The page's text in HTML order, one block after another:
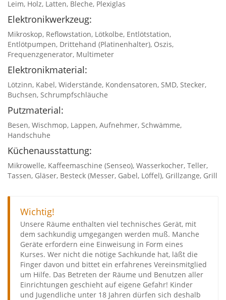
Leim, Holz, Latten, Bleche, Plexiglas
Elektronikwerkzeug:
Mikroskop, Reflowstation, Lötkolbe, Entlötstation,
Entlötpumpen, Drittehand (Platinenhalter), Oszis,
Frequenzgenerator, Multimeter
Elektronikmaterial:
Lötzinn, Kabel, Widerstände, Kondensatoren, SMD, Stecker,
Buchsen, Schrumpfschläuche
Putzmaterial:
Besen, Wischmop, Lappen, Aufnehmer, Schwämme,
Handschuhe
Küchenausstattung:
Mikrowelle, Kaffeemaschine (Senseo), Wasserkocher, Teller,
Tassen, Gläser, Besteck (Messer, Gabel, Löffel), Grillzange, Grill
Wichtig!
Unsere Räume enthalten viel technisches Gerät, mit
dem sachkundig umgegangen werden muß. Manche
Geräte erfordern eine Einweisung in Form eines
Kurses. Wer nicht die nötige Sachkunde hat, läßt die
Finger davon und bittet ein erfahrenes Vereinsmitglied
um Hilfe. Das Betreten der Räume und Benutzen aller
Einrichtungen geschieht auf eigene Gefahr! Kinder
und Jugendliche unter 18 Jahren dürfen sich deshalb